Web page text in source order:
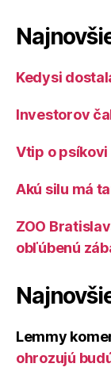
Kedysi
Investorov
Vtip o
Akú silu má
ZOO
obľúbenú
Lemmy
ohrozujú